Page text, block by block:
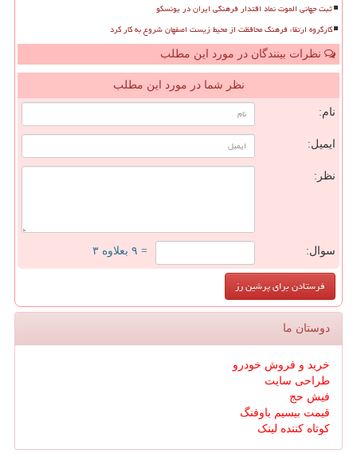
ثبت جهانی الموت نماد اقتدار فرهنگی ایران در یونسکو
کارگروه ارتقاء فرهنگ محافظت از محیط زیست اصفهان شروع به کار کرد
نظرات بینندگان در مورد این مطلب
نظر شما در مورد این مطلب
نام:
ایمیل:
نظر:
سوال: = ۹ بعلاوه ۳
دوستان ما
خرید و فروش خودرو
طراحی سایت
فیش حج
قیمت بیسیم باوفنگ
کوتاه کننده لینک